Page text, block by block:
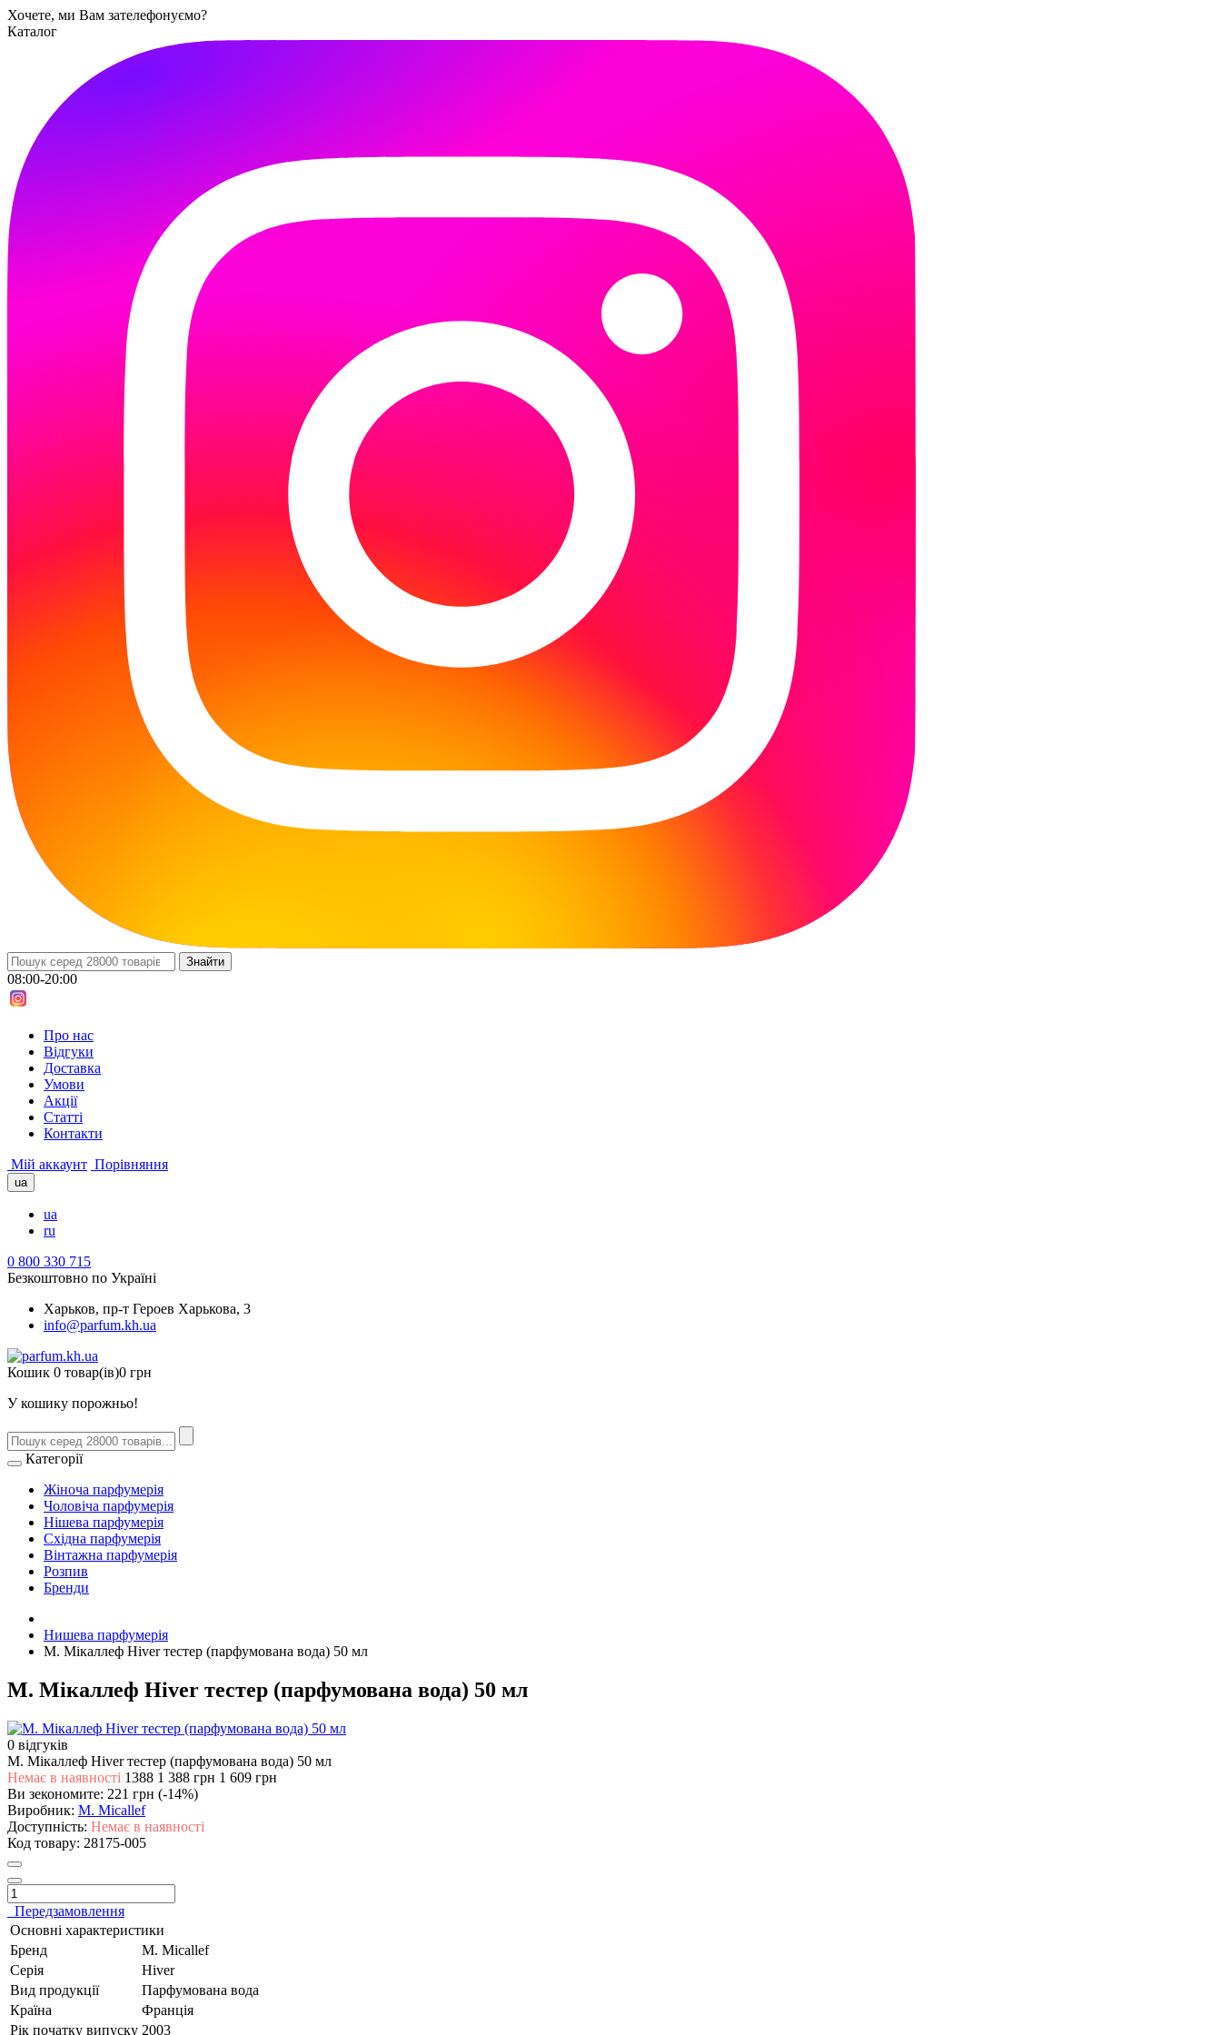
Хочете, ми Вам зателефонуємо?
Каталог
08:00-20:00
Про нас
Вiдгуки
Доставка
Умови
Aкції
Cтатті
Контакти
Мій аккаунт Порівняння
ua
ua
ru
0 800 330 715
Безкоштовно по Україні
Харьков, пр-т Героев Харькова, 3
info@parfum.kh.ua
Кошик 0 товар(ів)0 грн
У кошику порожньо!
Категорії
Жіноча парфумерія
Чоловіча парфумерія
Нішева парфумерія
Східна парфумерія
Вінтажна парфумерія
Розпив
Бренди
Нишева парфумерія
М. Мікаллеф Hiver тестер (парфумована вода) 50 мл
М. Мікаллеф Hiver тестер (парфумована вода) 50 мл
0 відгуків
М. Мікаллеф Hiver тестер (парфумована вода) 50 мл
Немає в наявності 1388 1 388 грн 1 609 грн
Ви зекономите: 221 грн (-14%)
Виробник: M. Micallef
Доступність: Немає в наявності
Код товару: 28175-005
Передзамовлення
Основні характеристики
Бренд
M. Micallef
Серія
Hiver
Вид продукції
Парфумована вода
Країна
Франція
Рік початку випуску 2003